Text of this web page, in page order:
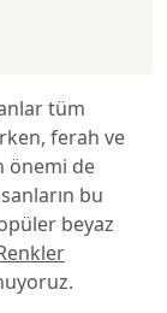
tüm
ferah ve
önemi de
bu
beyaz